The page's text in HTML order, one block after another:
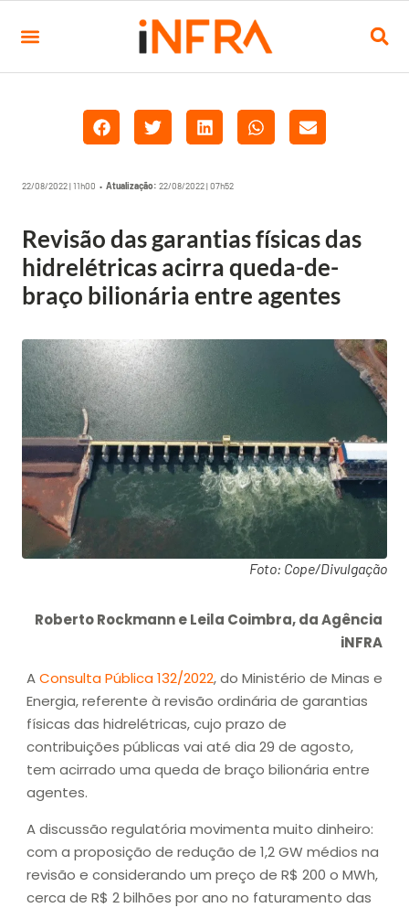
22/08/2022 | 11h00 • Atualização: 22/08/2022 | 07h52
Revisão das garantias físicas das
hidrelétricas acirra queda-de-
braço bilionária entre agentes
Foto: Cope/Divulgação
Roberto Rockmann e Leila Coimbra, da Agência
iNFRA
AConsulta Pública 132/2022, do Ministério de Minas e
Energia, referente à revisão ordinária de garantias
físicas das hidrelétricas, cujo prazo de
contribuições públicas vai até dia 29 de agosto,
tem acirrado uma queda de braço bilionária entre
agentes.
A discussão regulatória movimenta muito dinheiro:
com a proposição de redução de 1,2 GW médios na
revisão e considerando um preço de R$ 200 o MWh,
cerca de R$ 2 bilhões por ano no faturamento das